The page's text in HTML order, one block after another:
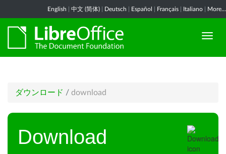
English 中文 (简体) Deutsch Español Français Italiano More...
ダウンロード / download
Download